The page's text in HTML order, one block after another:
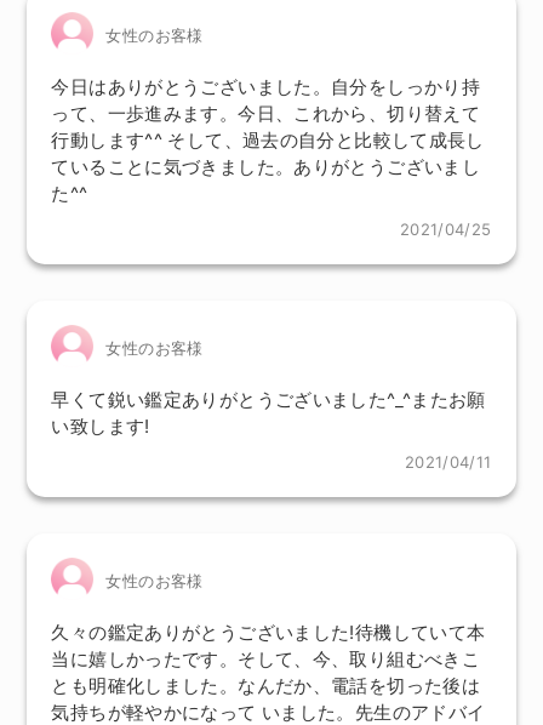
女性のお客様
今日はありがとうございました。自分をしっかり持
って、一歩進みます。今日、これから、切り替えて
行動します^^ そして、過去の自分と比較して成長し
ていることに気づきました。ありがとうございまし
た^^
2021/04/25
女性のお客様
早くて鋭い鑑定ありがとうございました^_^またお願
い致します!
2021/04/11
女性のお客様
久々の鑑定ありがとうございました!待機していて本
当に嬉しかったです。そして、今、取り組むべきこ
とも明確化しました。なんだか、電話を切った後は
気持ちが軽やかになって いました。先生のアドバイ